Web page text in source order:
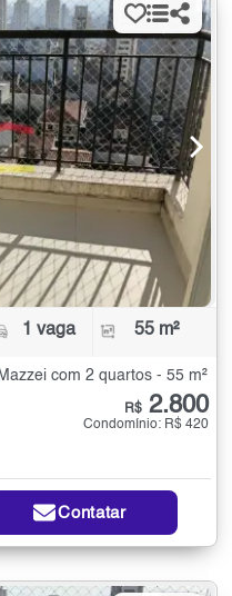
1 vaga 55 m²
com 2 quartos - 55 m²
R$ 2.800
Condomínio: R$ 420
Contatar